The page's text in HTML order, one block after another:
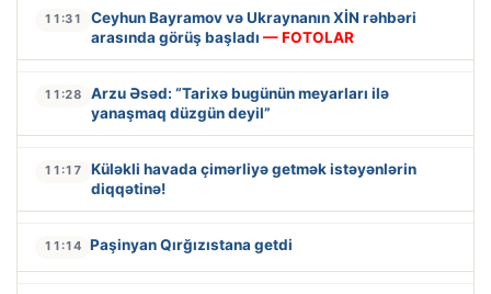
11:31
Ceyhun Bayramov və Ukraynanın XİN rəhbəri
arasında görüş başladı — FOTOLAR
11:28
Arzu Əsəd: “Tarixə bugünün meyarları ilə
yanaşmaq düzgün deyil”
11:17
Küləkli havada çimərliyə getmək istəyənlərin
diqqətinə!
11:14 Paşinyan Qırğızıstana getdi